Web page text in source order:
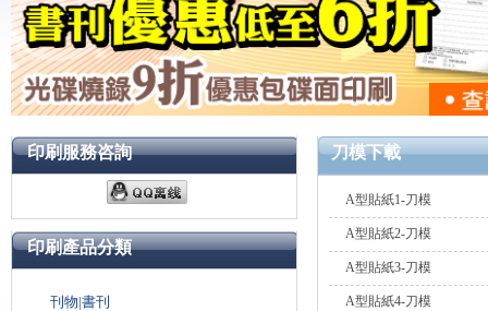
刊物|書刊
印刷產品分類
印刷服務咨詢 刀模下載
A型貼紙1-刀模
A型貼紙2-刀模
A型貼紙3-刀模
A型貼紙4-刀模